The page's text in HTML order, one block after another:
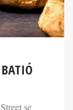
se